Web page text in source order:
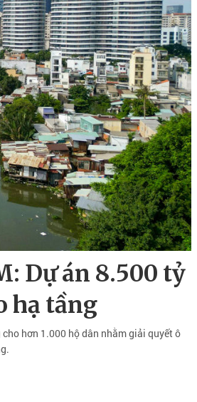
Dự án 8.500 tỷ
hạ tầng
hơn 1.000 hộ dân nhằm giải quyết ô